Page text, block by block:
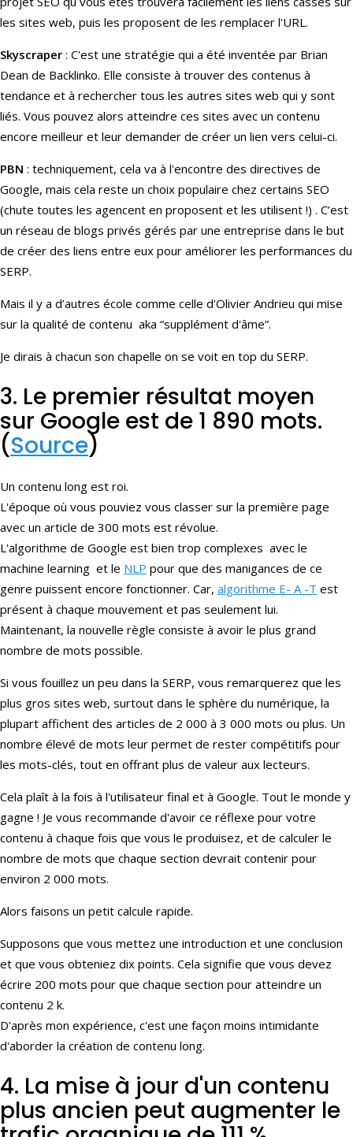
les sites web, puis les proposent de les remplacer l'URL.
Skyscraper : C'est une stratégie qui a été inventée par Brian
Dean de Backlinko. Elle consiste à trouver des contenus à
tendance et à rechercher tous les autres sites web qui y sont
liés. Vous pouvez alors atteindre ces sites avec un contenu
encore meilleur et leur demander de créer un lien vers celui-ci.
PBN : techniquement, cela va à l'encontre des directives de
Google, mais cela reste un choix populaire chez certains SEO
(chute toutes les agencent en proposent et les utilisent !) . C’est
un réseau de blogs privés gérés par une entreprise dans le but
de créer des liens entre eux pour améliorer les performances du
SERP.
Mais il y a d’autres école comme celle d'Olivier Andrieu qui mise
sur la qualité de contenu aka “supplément d'âme”.
Je dirais à chacun son chapelle on se voit en top du SERP.
3. Le premier résultat moyen
sur Google est de 1 890 mots.
(Source)
Un contenu long est roi.
L'époque où vous pouviez vous classer sur la première page
avec un article de 300 mots est révolue.
L'algorithme de Google est bien trop complexes avec le
machine learning et le NLP pour que des manigances de ce
genre puissent encore fonctionner. Car, algorithme E- A -T est
présent à chaque mouvement et pas seulement lui.
Maintenant, la nouvelle règle consiste à avoir le plus grand
nombre de mots possible.
Si vous fouillez un peu dans la SERP, vous remarquerez que les
plus gros sites web, surtout dans le sphère du numérique, la
plupart affichent des articles de 2 000 à 3 000 mots ou plus. Un
nombre élevé de mots leur permet de rester compétitifs pour
les mots-clés, tout en offrant plus de valeur aux lecteurs.
Cela plaît à la fois à l'utilisateur final et à Google. Tout le monde y
gagne ! Je vous recommande d'avoir ce réflexe pour votre
contenu à chaque fois que vous le produisez, et de calculer le
nombre de mots que chaque section devrait contenir pour
environ 2 000 mots.
Alors faisons un petit calcule rapide.
Supposons que vous mettez une introduction et une conclusion
et que vous obteniez dix points. Cela signifie que vous devez
écrire 200 mots pour que chaque section pour atteindre un
contenu 2 k.
D'après mon expérience, c'est une façon moins intimidante
d'aborder la création de contenu long.
4. La mise à jour d'un contenu
plus ancien peut augmenter le